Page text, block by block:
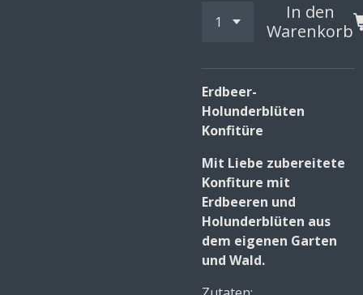
In den
Warenkorb
Erdbeer-
Holunderblüten
Konfitüre
Mit Liebe zubereitete
Konfiture mit
Erdbeeren und
Holunderblüten aus
dem eigenen Garten
und Wald.